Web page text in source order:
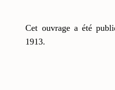
Cet ouvrage a été
1913.